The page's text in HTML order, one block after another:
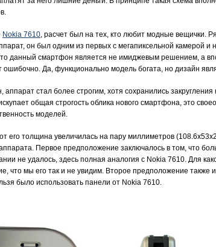
Nokia 7610, расчет был на тех, кто любит модные вещички.
он был одним из первых с мегапиксельной камерой
данный смартфон является не имиджевым решением, а
ошибочно. Да, функционально модель богата, но дизайн
стал более строгим, хотя сохранились
общая строгость облика нового смартфона, это
моделей.
его толщина увеличилась на пару миллиметров
Первое предположение заключалось в том, что
не удалось, здесь полная аналогия с Nokia 7610. Для
что мы его так и не увидим. Второе предположение также
было использовать панели от Nokia 7610.